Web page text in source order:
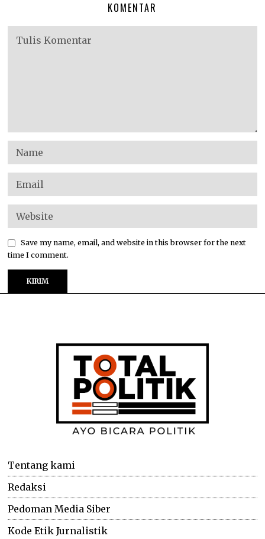
KOMENTAR
Save my name, email, and website in this browser for the next
time I comment.
Tentang kami
Redaksi
Pedoman Media Siber
Kode Etik Jurnalistik